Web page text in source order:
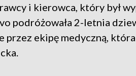
i kierowca, który był
podróżowała 2-letnia
przez ekipę medyczną,